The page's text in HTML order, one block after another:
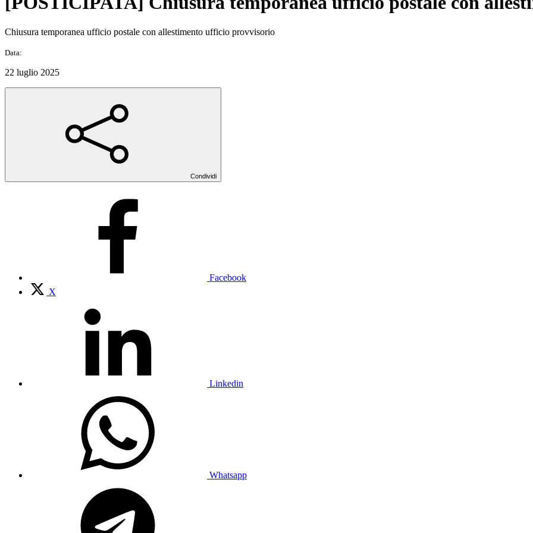
Chiusura temporanea ufficio postale con allestimento ufficio provvisorio
Data:
22 luglio 2025
Condividi
Facebook
X
Linkedin
Whatsapp